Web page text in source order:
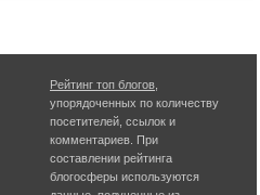
Рейтинг топ блогов
упорядоченных по количеству
посетителей, ссылок и
комментариев. При
составлении рейтинга
блогосферы используются